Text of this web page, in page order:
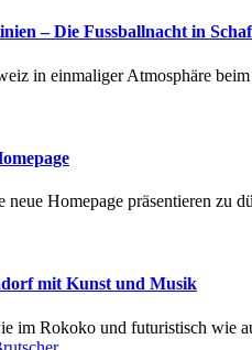
– Die Fussballnacht in
in einmaliger Atmosphäre
neue Homepage präsentieren
mit Kunst und Musik
im Rokoko und futuristisch wie